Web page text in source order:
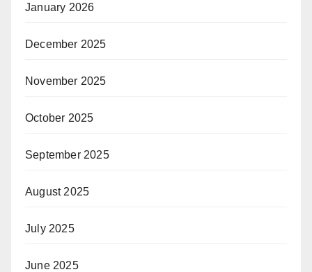
January 2026
December 2025
November 2025
October 2025
September 2025
August 2025
July 2025
June 2025